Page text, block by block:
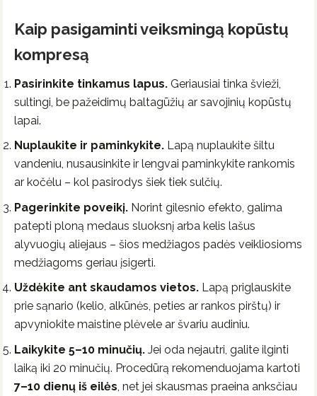
Kaip pasigaminti veiksmingą kopūstų
kompresą
Pasirinkite tinkamus lapus. Geriausiai tinka švieži,
sultingi, be pažeidimų baltagūžių ar savojinių kopūstų
lapai.
Nuplaukite ir paminkykite. Lapą nuplaukite šiltu
vandeniu, nusausinkite ir lengvai paminkykite rankomis
ar kočėlu – kol pasirodys šiek tiek sulčių.
Pagerinkite poveikį. Norint gilesnio efekto, galima
patepti ploną medaus sluoksnį arba kelis lašus
alyvuogių aliejaus – šios medžiagos padės veikliosioms
medžiagoms geriau įsigerti.
Uždėkite ant skaudamos vietos. Lapą priglauskite
prie sąnario (kelio, alkūnės, peties ar rankos pirštų) ir
apvyniokite maistine plėvele ar švariu audiniu.
Laikykite 5–10 minučių. Jei oda nejautri, galite ilginti
laiką iki 20 minučių. Procedūrą rekomenduojama kartoti
7–10 dienų iš eilės, net jei skausmas praeina anksčiau